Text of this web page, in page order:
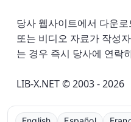
당사 웹사이트에서 다운
또는 비디오 자료가 작성
는 경우 즉시 당사에 연락
LIB-X.NET © 2003 - 2026